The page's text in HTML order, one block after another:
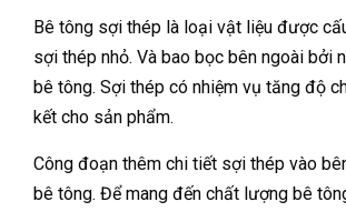
Bê tông sợi thép là loại vật liệu được
sợi thép nhỏ. Và bao bọc bên ngoài bởi
bê tông. Sợi thép có nhiệm vụ tăng độ
kết cho sản phẩm.
Công đoạn thêm chi tiết sợi thép vào
bê tông. Để mang đến chất lượng bê